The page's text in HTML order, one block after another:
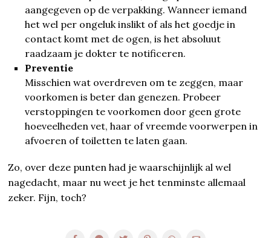
aangegeven op de verpakking. Wanneer iemand
het wel per ongeluk inslikt of als het goedje in
contact komt met de ogen, is het absoluut
raadzaam je dokter te notificeren.
Preventie
Misschien wat overdreven om te zeggen, maar
voorkomen is beter dan genezen. Probeer
verstoppingen te voorkomen door geen grote
hoeveelheden vet, haar of vreemde voorwerpen in
afvoeren of toiletten te laten gaan.
Zo, over deze punten had je waarschijnlijk al wel
nagedacht, maar nu weet je het tenminste allemaal
zeker. Fijn, toch?